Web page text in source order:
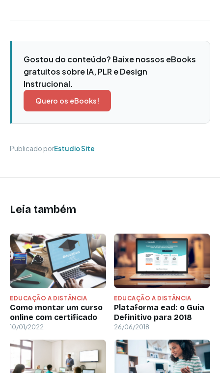
Gostou do conteúdo? Baixe nossos eBooks
gratuitos sobre IA, PLR e Design
Instrucional.
Quero os eBooks!
Publicado porEstudio Site
Leia também
EDUCAÇÃO A DISTÂNCIA
Como montar um curso
online com certificado
10/01/2022
EDUCAÇÃO A DISTÂNCIA
Plataforma ead: o Guia
Definitivo para 2018
26/06/2018